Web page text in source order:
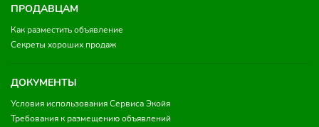
ПРОДАВЦАМ
Как разместить объявление
Секреты хороших продаж
ДОКУМЕНТЫ
Условия использования Сервиса Экойя
Требования к размещению объявлений